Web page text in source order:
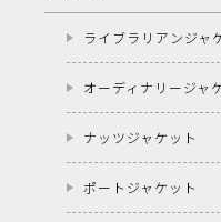
ライブラリアンジャ
オーディナリージャ
ナッツジャケット
ポートジャケット